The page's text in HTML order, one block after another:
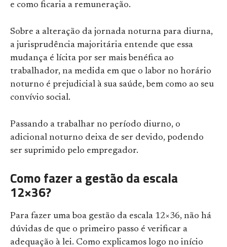
e como ficaria a remuneração.
Sobre a alteração da jornada noturna para diurna,
a jurisprudência majoritária entende que essa
mudança é lícita por ser mais benéfica ao
trabalhador, na medida em que o labor no horário
noturno é prejudicial à sua saúde, bem como ao seu
convívio social.
Passando a trabalhar no período diurno, o
adicional noturno deixa de ser devido, podendo
ser suprimido pelo empregador.
Como fazer a gestão da escala
12×36?
Para fazer uma boa gestão da escala 12×36, não há
dúvidas de que o primeiro passo é verificar a
adequação à lei. Como explicamos logo no início